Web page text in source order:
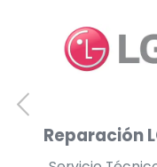
Reparación